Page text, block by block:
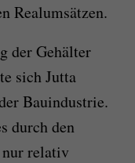
Realumsätzen.
der Gehälter
sich Jutta
Bauindustrie.
durch den
nur relativ